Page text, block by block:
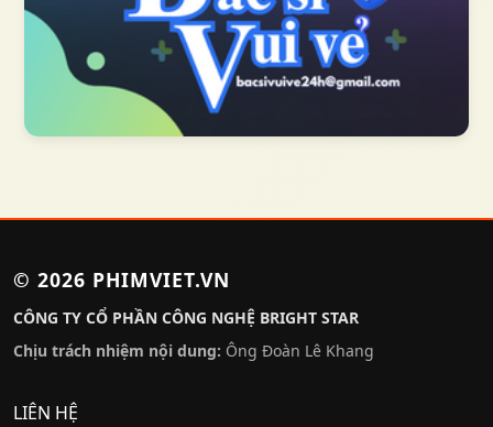
© 2026 PHIMVIET.VN
CÔNG TY CỔ PHẦN CÔNG NGHỆ BRIGHT STAR
Chịu trách nhiệm nội dung: Ông Đoàn Lê Khang
LIÊN HỆ